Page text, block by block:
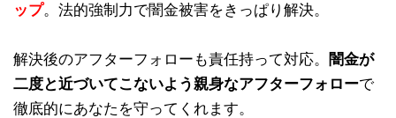
ップ。法的強制力で闇金被害をきっぱり解決。
解決後のアフターフォローも責任持って対応。
闇金が
二度と近づいてこないよう親身なアフターフォローで
徹底的にあなたを守ってくれます。